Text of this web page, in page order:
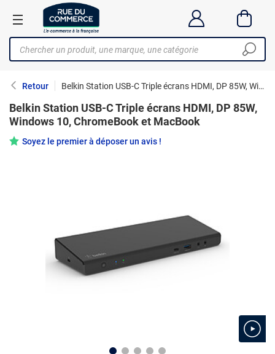
Retour Belkin Station USB-C Triple écrans HDMI, DP 85W, Windows 10, ChromeBook et MacBook
Belkin Station USB-C Triple écrans HDMI, DP 85W,
Windows 10, ChromeBook et MacBook
Soyez le premier à déposer un avis !